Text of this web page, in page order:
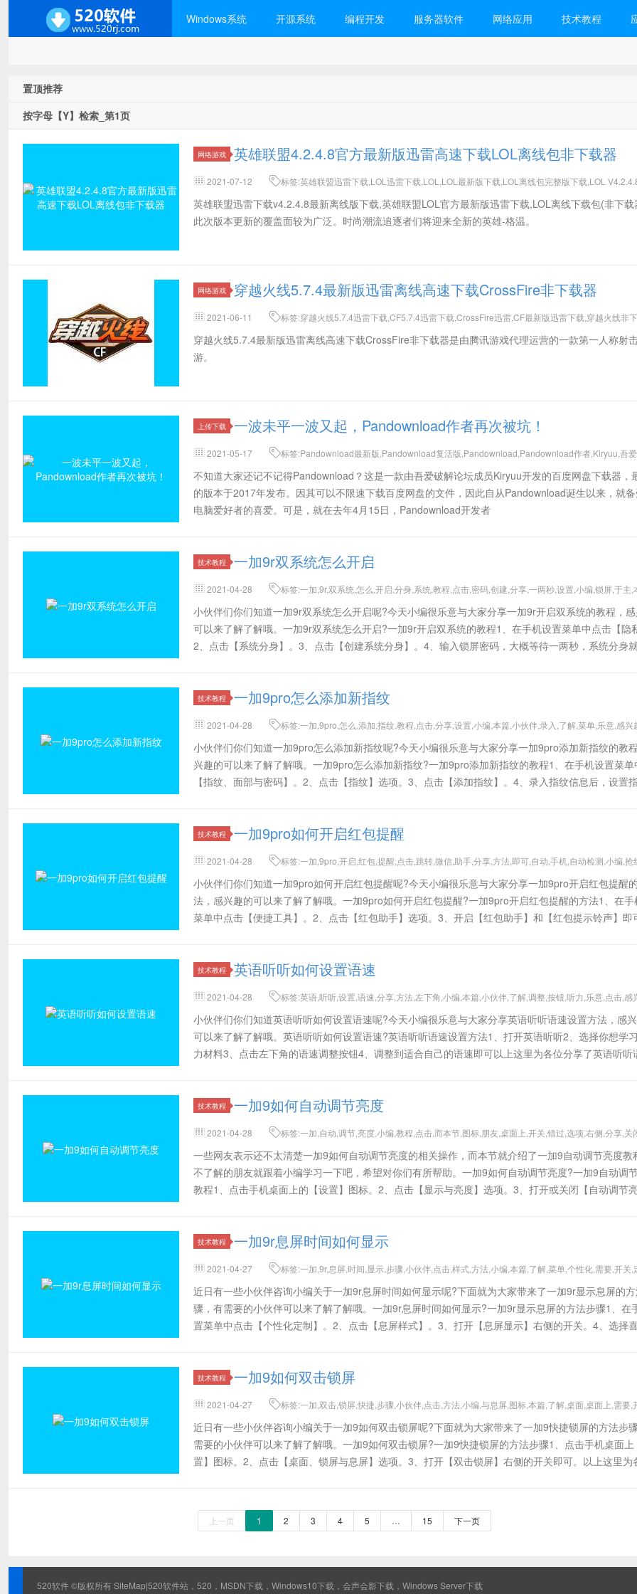
Windows系统 开源系统 编程开发 服务器软件 网络应用 技术教程
置顶推荐
按字母【Y】检索_第1页
网络游戏 英雄联盟4.2.4.8官方最新版迅雷高速下载LOL离线包非下载器
2021-07-12
标签:英雄联盟迅雷下载,LOL迅雷下载,LOL,LOL最新版下载,LOL离线包完整版下载,LOL
英雄联盟迅雷下载v4.2.4.8最新离线版下载,英雄联盟LOL官方最新版迅雷下载,LOL离线下载包(非下
此次版本更新的覆盖面较为广泛。时尚潮流追逐者们将迎来全新的英雄-格温。
网络游戏 穿越火线5.7.4最新版迅雷离线高速下载CrossFire非下载器
2021-06-11
标签:穿越火线5.7.4迅雷下载,CF5.7.4迅雷下载,CrossFire迅雷,CF最新版迅雷下载,穿越火线非
越火线iOS,穿越火线,CrossFire,CF
穿越火线5.7.4最新版迅雷离线高速下载CrossFire非下载器是由腾讯游戏代理运营的一款第一人称射
游。
上传下载 一波未平一波又起，Pandownload作者再次被坑！
2021-05-17
标签:Pandownload最新版,Pandownload复活版,Pandownload,Pandownload作者,Kiryuu,吾
不知道大家还记不记得Pandownload？这是一款由吾爱破解论坛成员Kiryuu开发的百度网盘下载器，
的版本于2017年发布。因其可以不限速下载百度网盘的文件，因此自从Pandownload诞生以来，就
电脑爱好者的喜爱。可是，就在去年4月15日，Pandownload开发者
技术教程 一加9r双系统怎么开启
2021-04-28
标签:一加,9r,双系统,怎么,开启,分身,系统,教程,点击,密码,创建,分享,一两秒,设置,小编,锁屏,于主,
小伙伴们你们知道一加9r双系统怎么开启呢?今天小编很乐意与大家分享一加9r开启双系统的教程，
可以来了解了解哦。一加9r双系统怎么开启?一加9r开启双系统的教程1、在手机设置菜单中点击【隐
2、点击【系统分身】。3、点击【创建系统分身】。4、输入锁屏密码，大概等待一两秒，系统分身
技术教程 一加9pro怎么添加新指纹
2021-04-28
标签:一加,9pro,怎么,添加,指纹,教程,点击,分享,设置,小编,本篇,小伙伴,录入,了解,菜单,乐意,感兴
小伙伴们你们知道一加9pro怎么添加新指纹呢?今天小编很乐意与大家分享一加9pro添加新指纹的教
兴趣的可以来了解了解哦。一加9pro怎么添加新指纹?一加9pro添加新指纹的教程1、在手机设置菜单
【指纹、面部与密码】。2、点击【指纹】选项。3、点击【添加指纹】。4、录入指纹信息后，设置
技术教程 一加9pro如何开启红包提醒
2021-04-28
标签:一加,9pro,开启,红包,提醒,点击,跳转,微信,助手,分享,方法,即可,自动,手机,自动检测,小编,抢
小伙伴们你们知道一加9pro如何开启红包提醒呢?今天小编很乐意与大家分享一加9pro开启红包提醒
法，感兴趣的可以来了解了解哦。一加9pro如何开启红包提醒?一加9pro开启红包提醒的方法1、在手
菜单中点击【便捷工具】。2、点击【红包助手】选项。3、开启【红包助手】和【红包提示铃声】即
技术教程 英语听听如何设置语速
2021-04-28
标签:英语,听听,设置,语速,分享,方法,左下角,小编,本篇,小伙伴,了解,调整,按钮,听力,乐意,点击,感
小伙伴们你们知道英语听听如何设置语速呢?今天小编很乐意与大家分享英语听听语速设置方法，感
可以来了解了解哦。英语听听如何设置语速?英语听听语速设置方法1、打开英语听听2、选择你想学
力材料3、点击左下角的语速调整按钮4、调整到适合自己的语速即可以上这里为各位分享了英语听听
技术教程 一加9如何自动调节亮度
2021-04-28
标签:一加,自动,调节,亮度,小编,教程,点击,而本节,图标,朋友,桌面上,开关,错过,选项,右侧,分享,关
一些网友表示还不太清楚一加9如何自动调节亮度的相关操作，而本节就介绍了一加9自动调节亮度教
不了解的朋友就跟着小编学习一下吧，希望对你们有所帮助。一加9如何自动调节亮度?一加9自动调
教程1、点击手机桌面上的【设置】图标。2、点击【显示与亮度】选项。3、打开或关闭【自动调节
技术教程 一加9r息屏时间如何显示
2021-04-27
标签:一加,9r,息屏,时间,显示,步骤,小伙伴,点击,样式,方法,小编,本篇,了解,菜单,个性化,需要,开关,
近日有一些小伙伴咨询小编关于一加9r息屏时间如何显示呢?下面就为大家带来了一加9r显示息屏的
骤，有需要的小伙伴可以来了解了解哦。一加9r息屏时间如何显示?一加9r显示息屏的方法步骤1、在
置菜单中点击【个性化定制】。2、点击【息屏样式】。3、打开【息屏显示】右侧的开关。4、选择
技术教程 一加9如何双击锁屏
2021-04-27
标签:一加,双击,锁屏,快捷,步骤,小伙伴,点击,方法,小编,与息屏,图标,本篇,了解,桌面,桌面上,需要,
近日有一些小伙伴咨询小编关于一加9如何双击锁屏呢?下面就为大家带来了一加9快捷锁屏的方法步
需要的小伙伴可以来了解了解哦。一加9如何双击锁屏?一加9快捷锁屏的方法步骤1、点击手机桌面上
置】图标。2、点击【桌面、锁屏与息屏】选项。3、打开【双击锁屏】右侧的开关即可。以上这里为
上一页 1 2 3 4 5 … 15 下一页
520软件 ©版权所有SiteMap|520软件站，520，MSDN下载，Windows10下载，会声会影下载，Windows Server下载